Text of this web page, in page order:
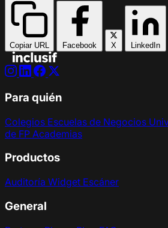
Copiar URL Facebook X LinkedIn
Para quién
Colegios Escuelas de Negocios
de FP Academias
Productos
Auditoría Widget Escáner
General